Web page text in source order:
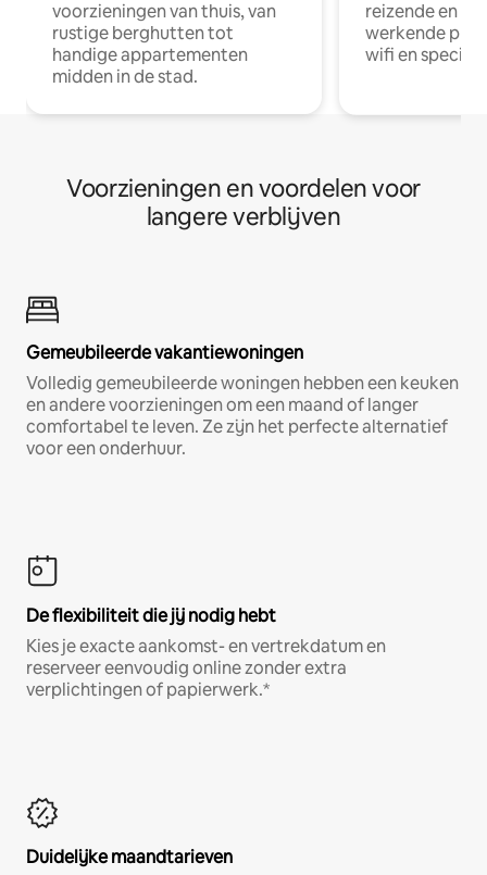
voorzieningen van thuis, van
rustige berghutten tot
handige appartementen
midden in de stad.
reizende en
werkende
wifi en
Voorzieningen en voordelen voor
langere verblijven
Gemeubileerde vakantiewoningen
Volledig gemeubileerde woningen hebben een keuken
en andere voorzieningen om een maand of langer
comfortabel te leven. Ze zijn het perfecte alternatief
voor een onderhuur.
De flexibiliteit die jij nodig hebt
Kies je exacte aankomst- en vertrekdatum en
reserveer eenvoudig online zonder extra
verplichtingen of papierwerk.*
Duidelijke maandtarieven